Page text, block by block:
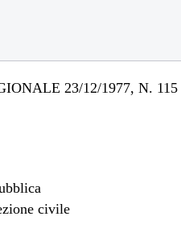
23/12/1977, N. 115
civile